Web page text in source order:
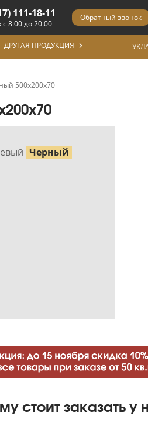
111-18-11
8:00 до 20:00
ДРУГАЯ ПРОДУКЦИЯ
500х200х70
Черный
стоит заказать у